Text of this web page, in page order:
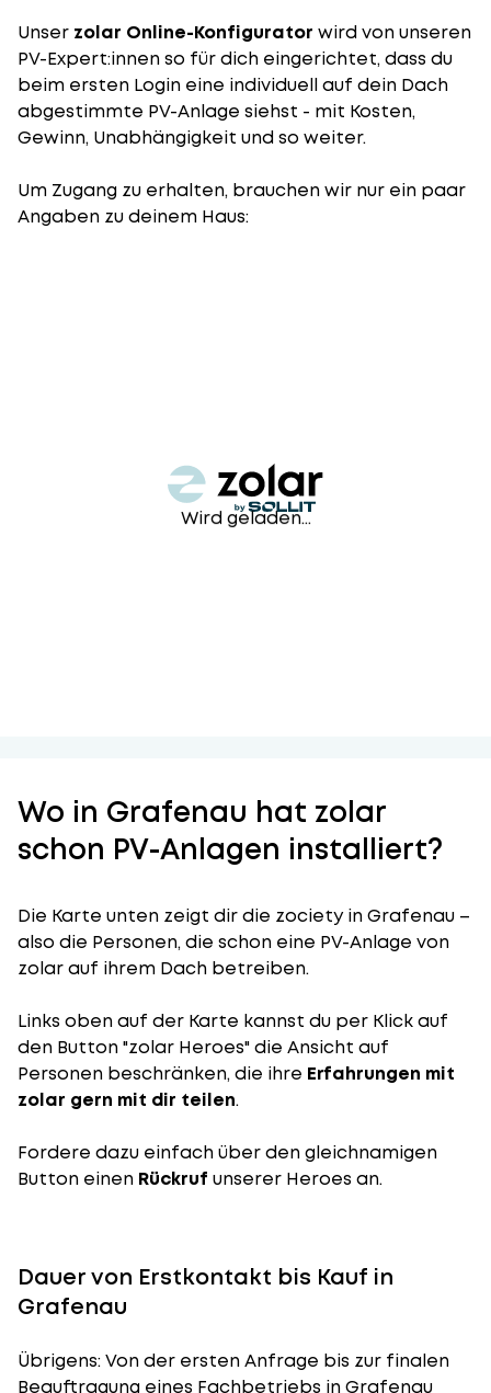
Unser zolar Online-Konfigurator wird von unseren
PV-Expert:innen so für dich eingerichtet, dass du
beim ersten Login eine individuell auf dein Dach
abgestimmte PV-Anlage siehst - mit Kosten,
Gewinn, Unabhängigkeit und so weiter.
Um Zugang zu erhalten, brauchen wir nur ein paar
Angaben zu deinem Haus:
Wird geladen...
Wo in Grafenau hat zolar
schon PV-Anlagen installiert?
Die Karte unten zeigt dir die zociety in Grafenau –
also die Personen, die schon eine PV-Anlage von
zolar auf ihrem Dach betreiben.
Links oben auf der Karte kannst du per Klick auf
den Button "zolar Heroes" die Ansicht auf
Personen beschränken, die ihre Erfahrungen mit
zolar gern mit dir teilen.
Fordere dazu einfach über den gleichnamigen
Button einen Rückruf unserer Heroes an.
Dauer von Erstkontakt bis Kauf in
Grafenau
Übrigens: Von der ersten Anfrage bis zur finalen
Beauftragung eines Fachbetriebs in Grafenau